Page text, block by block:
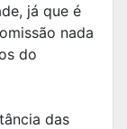
já que é
nada
do
das